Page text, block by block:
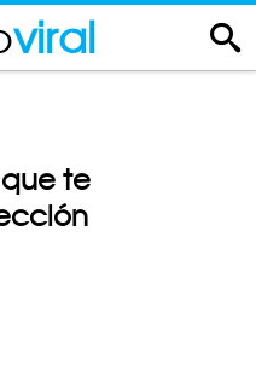
viral
que te